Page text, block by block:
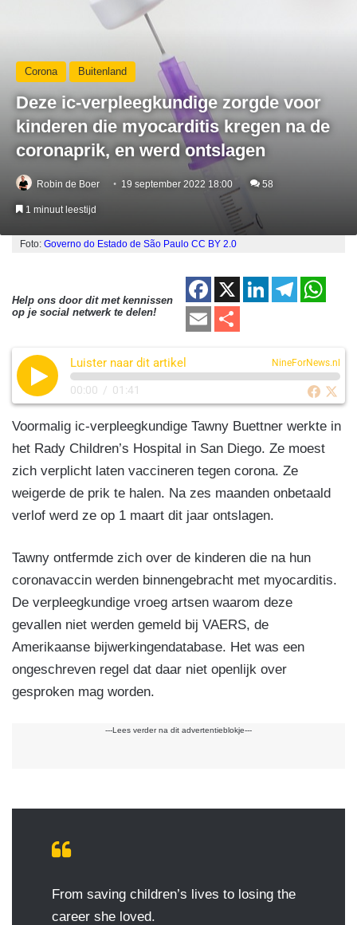
Corona Buitenland
Deze ic-verpleegkundige zorgde voor
kinderen die myocarditis kregen na de
coronaprik, en werd ontslagen
Robin de Boer 19 september 2022 18:00 58
1 minuut leestijd
Foto: Governo do Estado de São Paulo CC BY 2.0
Help ons door dit met kennissen
op je social netwerk te delen!
F
a
c
e
o
o
k
X
Li
e
n
T
gr
a
m
s
A
p
E
aile
Luister naar dit artikel NineForNews.nl
00:00 / 01:41
Voormalig ic-verpleegkundige Tawny Buettner werkte in
het Rady Children’s Hospital in San Diego. Ze moest
zich verplicht laten vaccineren tegen corona. Ze
weigerde de prik te halen. Na zes maanden onbetaald
verlof werd ze op 1 maart dit jaar ontslagen.
Tawny ontfermde zich over de kinderen die na hun
coronavaccin werden binnengebracht met myocarditis.
De verpleegkundige vroeg artsen waarom deze
gevallen niet werden gemeld bij VAERS, de
Amerikaanse bijwerkingendatabase. Het was een
ongeschreven regel dat daar niet openlijk over
gesproken mag worden.
---Lees verder na dit advertentieblokje---
From saving children’s lives to losing the
career she loved.